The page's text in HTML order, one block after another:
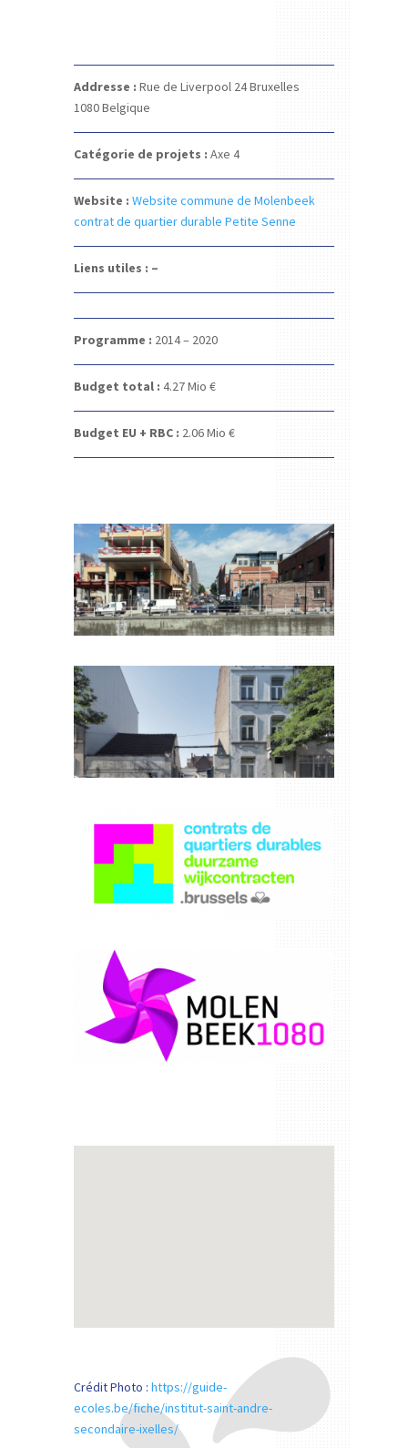
Addresse : Rue de Liverpool 24Bruxelles
1080Belgique
Catégorie de projets : Axe 4
Website : Website commune de Molenbeek
contrat de quartier durable Petite Senne
Liens utiles : –
Programme : 2014 – 2020
Budget total : 4.27 Mio €
Budget EU + RBC : 2.06Mio €
Crédit Photo : https://guide-
ecoles.be/fiche/institut-saint-andre-
secondaire-ixelles/